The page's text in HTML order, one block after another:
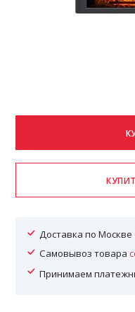
Доставка по Москве
Самовывоз товара
Принимаем